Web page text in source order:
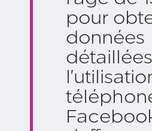
pour
données